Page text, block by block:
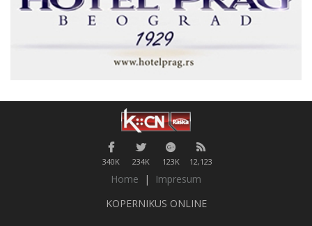
340K 234K 123K 12,123
Home |
Impresum
KOPERNIKUS ONLINE